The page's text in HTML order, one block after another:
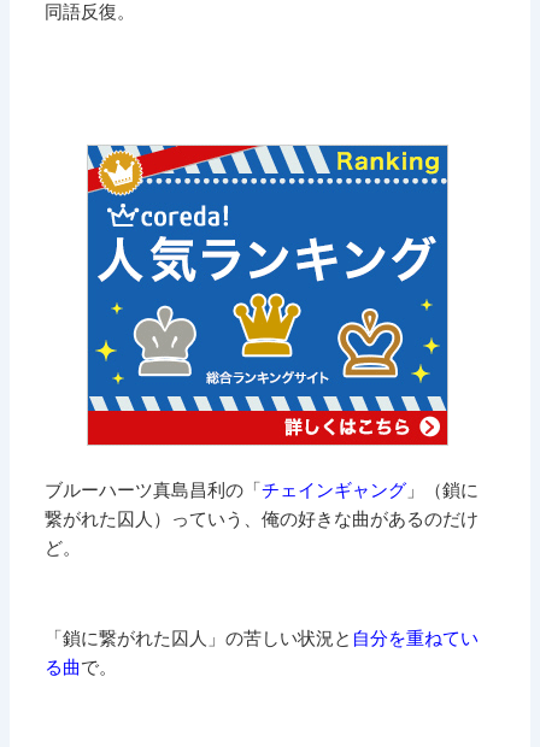
同語反復。
ブルーハーツ真島昌利の「チェインギャング 」（鎖に
繋がれた囚人）っていう、俺の好きな曲があるのだけ
ど。
「鎖に繋がれた囚人」の苦しい状況と 自分を重ねてい
る曲で。